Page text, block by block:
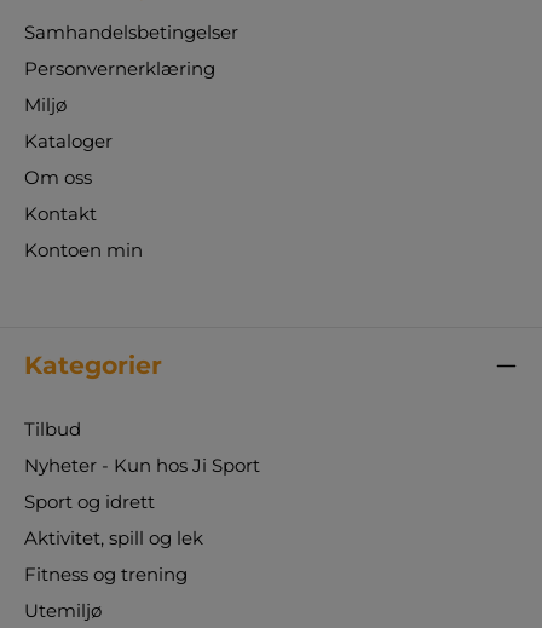
Samhandelsbetingelser
Personvernerklæring
Miljø
Kataloger
Om oss
Kontakt
Kontoen min
Kategorier
Tilbud
Nyheter - Kun hos Ji Sport
Sport og idrett
Aktivitet, spill og lek
Fitness og trening
Utemiljø